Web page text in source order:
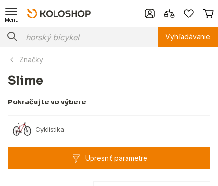
Menu
Vyhľadávanie
Značky
Slime
Pokračujte vo výbere
Cyklistika
Upresniť parametre